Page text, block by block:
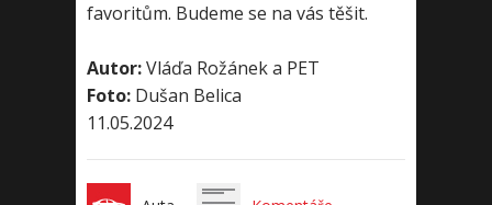
favoritům. Budeme se na vás těšit.
Autor:Vláďa Rožánek a PET
Foto: Dušan Belica
11.05.2024